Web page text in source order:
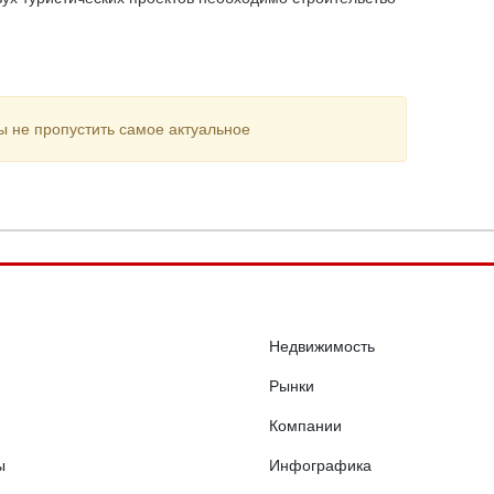
пропустить самое актуальное
Недвижимость
Рынки
Компании
Инфографика